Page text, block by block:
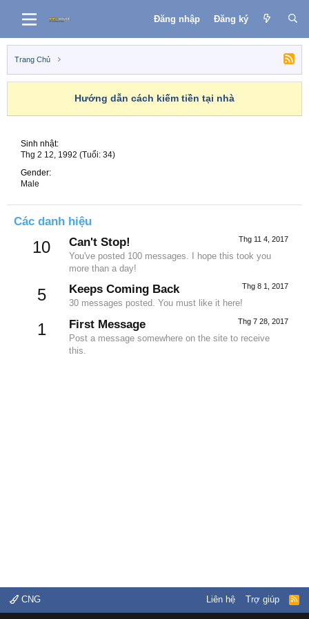
Đăng nhập Đăng ký
Trang Chủ
Hướng dẫn cách kiếm tiền tại nhà
Sinh nhật
Thg 2 12, 1992 (Tuổi: 34)
Gender
Male
Các danh hiệu
10 Thg 11 4, 2017
Can't Stop!
You've posted 100 messages. I hope this took you
more than a day!
5 Thg 8 1, 2017
Keeps Coming Back
30 messages posted. You must like it here!
1 Thg 7 28, 2017
First Message
Post a message somewhere on the site to receive
this.
CNG Liên hệ Trợ giúp
R